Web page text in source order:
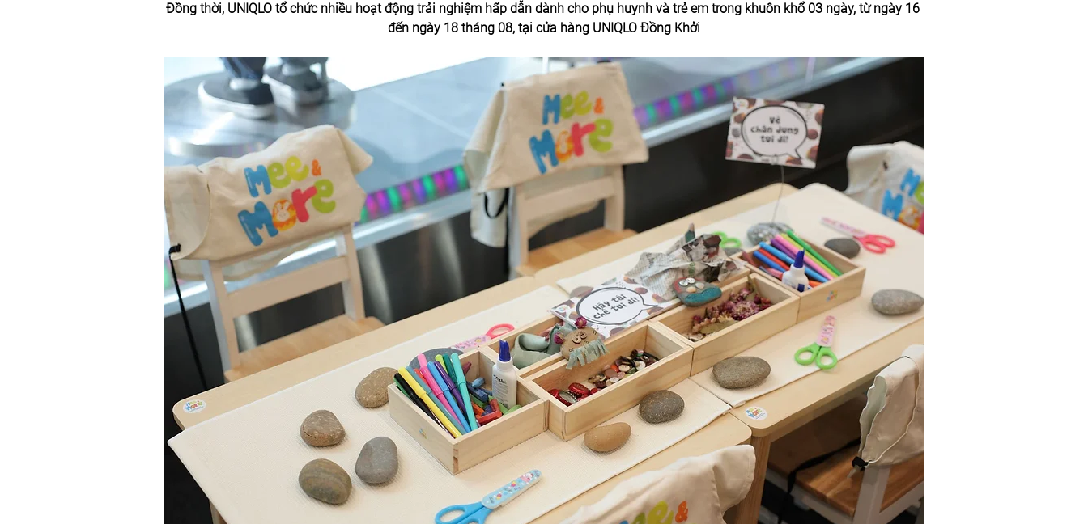
Đồng thời, UNIQLO tổ chức nhiều hoạt động trải nghiệm hấp dẫn dành cho phụ huynh và trẻ em trong khuôn khổ 03 ngày, từ ngày 16
đến ngày 18 tháng 08, tại cửa hàng UNIQLO Đồng Khởi